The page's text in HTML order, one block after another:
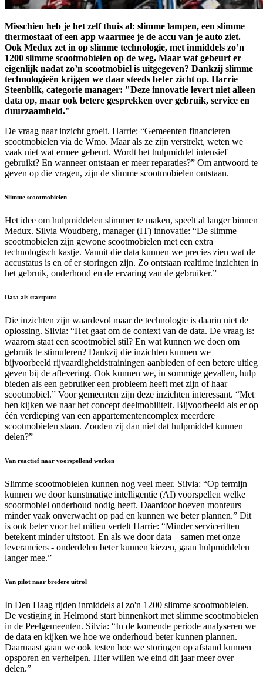
Misschien heb je het zelf thuis al: slimme lampen, een slimme
thermostaat of een app waarmee je de accu van je auto ziet.
Ook Medux zet in op slimme technologie, met inmiddels zo’n
1200 slimme scootmobielen op de weg. Maar wat gebeurt er
eigenlijk nadat zo’n scootmobiel is uitgegeven? Dankzij slimme
technologieën krijgen we daar steeds beter zicht op. Harrie
Steenblik, categorie manager: "Deze innovatie levert niet alleen
data op, maar ook betere gesprekken over gebruik, service en
duurzaamheid."
De vraag naar inzicht groeit. Harrie: “Gemeenten financieren
scootmobielen via de Wmo. Maar als ze zijn verstrekt, weten we
vaak niet wat ermee gebeurt. Wordt het hulpmiddel intensief
gebruikt? En wanneer ontstaan er meer reparaties?” Om antwoord te
geven op die vragen, zijn de slimme scootmobielen ontstaan.
Slimme scootmobielen
Het idee om hulpmiddelen slimmer te maken, speelt al langer binnen
Medux. Silvia Woudberg, manager (IT) innovatie: “De slimme
scootmobielen zijn gewone scootmobielen met een extra
technologisch kastje. Vanuit die data kunnen we precies zien wat de
accustatus is en of er storingen zijn. Zo ontstaan realtime inzichten in
het gebruik, onderhoud en de ervaring van de gebruiker.”
Data als startpunt
Die inzichten zijn waardevol maar de technologie is daarin niet de
oplossing. Silvia: “Het gaat om de context van de data. De vraag is:
waarom staat een scootmobiel stil? En wat kunnen we doen om
gebruik te stimuleren? Dankzij die inzichten kunnen we
bijvoorbeeld rijvaardigheidstrainingen aanbieden of een betere uitleg
geven bij de aflevering. Ook kunnen we, in sommige gevallen, hulp
bieden als een gebruiker een probleem heeft met zijn of haar
scootmobiel.” Voor gemeenten zijn deze inzichten interessant. “Met
hen kijken we naar het concept deelmobiliteit. Bijvoorbeeld als er op
één verdieping van een appartementencomplex meerdere
scootmobielen staan. Zouden zij dan niet dat hulpmiddel kunnen
delen?”
Van reactief naar voorspellend werken
Slimme scootmobielen kunnen nog veel meer. Silvia: “Op termijn
kunnen we door kunstmatige intelligentie (AI) voorspellen welke
scootmobiel onderhoud nodig heeft. Daardoor hoeven monteurs
minder vaak onverwacht op pad en kunnen we beter plannen.” Dit
is ook beter voor het milieu vertelt Harrie: “Minder serviceritten
betekent minder uitstoot. En als we door data – samen met onze
leveranciers - onderdelen beter kunnen kiezen, gaan hulpmiddelen
langer mee.”
Van pilot naar bredere uitrol
In Den Haag rijden inmiddels al zo'n 1200 slimme scootmobielen.
De vestiging in Helmond start binnenkort met slimme scootmobielen
in de Peelgemeenten. Silvia: “In de komende periode analyseren we
de data en kijken we hoe we onderhoud beter kunnen plannen.
Daarnaast gaan we ook testen hoe we storingen op afstand kunnen
opsporen en verhelpen. Hier willen we eind dit jaar meer over
delen.”